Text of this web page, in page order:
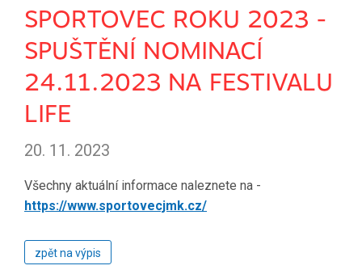
SPORTOVEC ROKU 2023 -
SPUŠTĚNÍ NOMINACÍ
24.11.2023 NA FESTIVALU
LIFE
20. 11. 2023
Všechny aktuální informace naleznete na -
https://www.sportovecjmk.cz/
zpět na výpis